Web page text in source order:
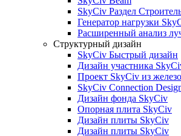
SkyCiv Раздел
Генератор нагрузки
Расширенный анализ
Структурный дизайн
SkyCiv Быстрый дизайн
Дизайн участника
Проект SkyCiv из
SkyCiv Connection
Дизайн фонда SkyCiv
Опорная плита SkyCiv
Дизайн плиты SkyCiv
Дизайн плиты SkyCiv